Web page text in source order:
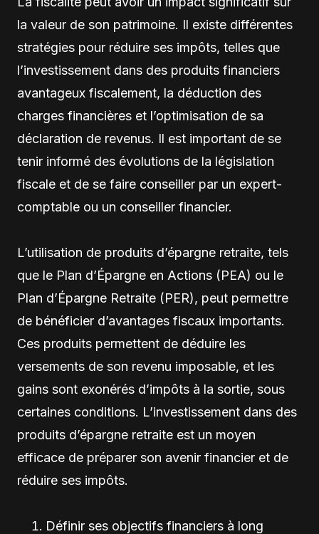
la valeur de son patrimoine. Il existe différentes
stratégies pour réduire ses impôts, telles que
l’investissement dans des produits financiers
avantageux fiscalement, la déduction des
charges financières et l’optimisation de sa
déclaration de revenus. Il est important de se
tenir informé des évolutions de la législation
fiscale et de se faire conseiller par un expert-
comptable ou un conseiller financier.
L’utilisation de produits d’épargne retraite, tels
que le Plan d’Épargne en Actions (PEA) ou le
Plan d’Épargne Retraite (PER), peut permettre
de bénéficier d’avantages fiscaux importants.
Ces produits permettent de déduire les
versements de son revenu imposable, et les
gains sont exonérés d’impôts à la sortie, sous
certaines conditions. L’investissement dans des
produits d’épargne retraite est un moyen
efficace de préparer son avenir financier et de
réduire ses impôts.
Définir ses objectifs financiers à long